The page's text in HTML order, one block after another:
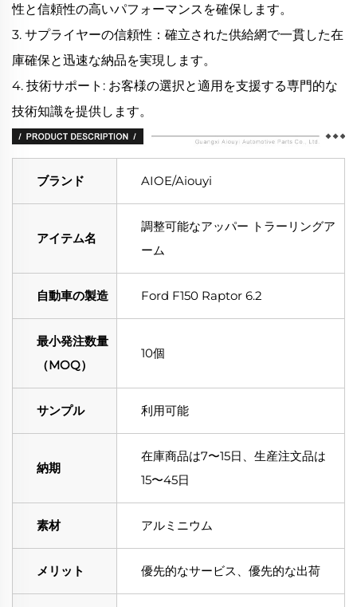
性と信頼性の高いパフォーマンスを確保します。
3. サプライヤーの信頼性：確立された供給網で一貫した在
庫確保と迅速な納品を実現します。
4. 技術サポート: お客様の選択と適用を支援する専門的な
技術知識を提供します。
ブランド AIOE/Aiouyi
アイテム名
調整可能なアッパー トラーリングア
ーム
自動車の製造 Ford F150 Raptor 6.2
最小発注数量
（MOQ）
10個
サンプル 利用可能
納期
在庫商品は7〜15日、生産注文品は
15〜45日
素材 アルミニウム
メリット 優先的なサービス、優先的な出荷